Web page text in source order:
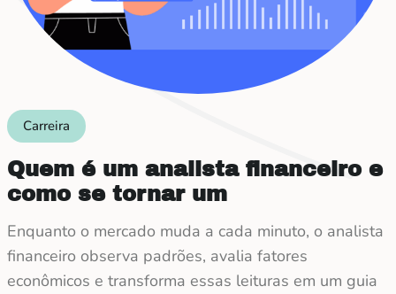
Carreira
Quem é um analista financeiro e
como se tornar um
Enquanto o mercado muda a cada minuto, o analista
financeiro observa padrões, avalia fatores
econômicos e transforma essas leituras em um guia